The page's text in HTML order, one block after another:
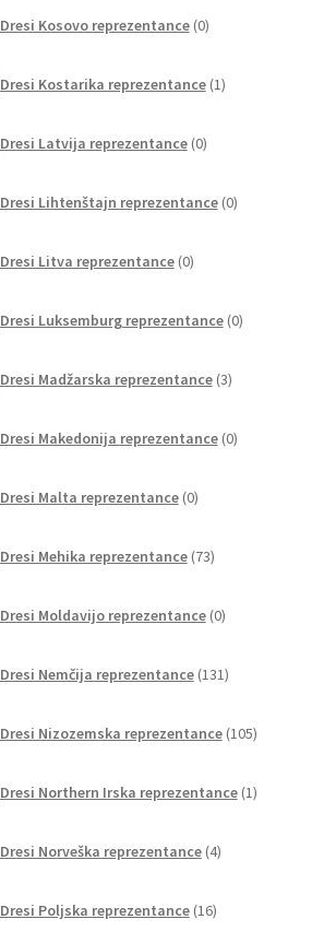
Dresi Kosovo reprezentance 0izdelkov
Dresi Kostarika reprezentance 1izdelek
Dresi Latvija reprezentance 0izdelkov
Dresi Lihtenštajn reprezentance 0izdelkov
Dresi Litva reprezentance 0izdelkov
Dresi Luksemburg reprezentance 0izdelkov
Dresi Madžarska reprezentance 3izdelki
Dresi Makedonija reprezentance 0izdelkov
Dresi Malta reprezentance 0izdelkov
Dresi Mehika reprezentance 73izdelkov
Dresi Moldavijo reprezentance 0izdelkov
Dresi Nemčija reprezentance 131izdelkov
Dresi Nizozemska reprezentance 105izdelkov
Dresi Northern Irska reprezentance 1izdelek
Dresi Norveška reprezentance 4izdelki
Dresi Poljska reprezentance 16izdelkov